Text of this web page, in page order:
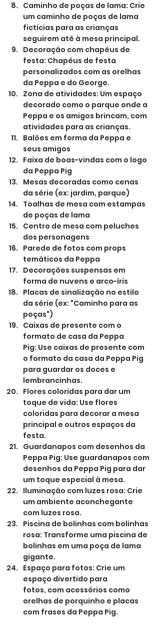
Caminho de poças de lama: Crie
um caminho de poças de lama
fictícias para as crianças
seguirem até à mesa principal.
Decoração com chapéus de
festa: Chapéus de festa
personalizados com as orelhas
da Peppa e do George.
Zona de atividades: Um espaço
decorado como o parque onde a
Peppa e os amigos brincam, com
atividades para as crianças.
Balões em forma da Peppa e
seus amigos
Faixa de boas-vindas com o logo
da Peppa Pig
Mesas decoradas como cenas
da série (ex: jardim, parque)
Toalhas de mesa com estampas
de poças de lama
Centro de mesa com peluches
dos personagens
Parede de fotos com props
temáticos da Peppa
Decorações suspensas em
forma de nuvens e arco-íris
Placas de sinalização no estilo
da série (ex: "Caminho para as
poças")
Caixas de presente com o
formato de casa da Peppa
Pig: Use caixas de presente com
o formato da casa da Peppa Pig
para guardar os doces e
lembrancinhas.
Flores coloridas para dar um
toque de vida: Use flores
coloridas para decorar a mesa
principal e outros espaços da
festa.
Guardanapos com desenhos da
Peppa Pig: Use guardanapos com
desenhos da Peppa Pig para dar
um toque especial à mesa.
Iluminação com luzes rosa: Crie
um ambiente aconchegante
com luzes rosa.
Piscina de bolinhas com bolinhas
rosa: Transforme uma piscina de
bolinhas em uma poça de lama
gigante.
Espaço para fotos: Crie um
espaço divertido para
fotos, com acessórios como
orelhas de porquinho e placas
com frases da Peppa Pig.